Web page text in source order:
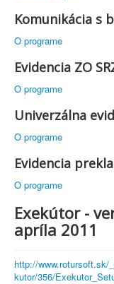
Komunikácia s
O programe
Evidencia ZO
O programe
Univerzálna
O programe
Evidencia
O programe
Exekútor -
apríla 2011
http://www.rotursoft.sk/
kutor/356/